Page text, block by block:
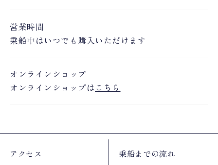
営業時間
乗船中はいつでも購入いただけます
オンラインショップ
オンラインショップはこちら
アクセス 乗船までの流れ